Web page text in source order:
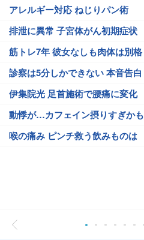
アレルギー対応 ねじりパン術
排泄に異常 子宮体がん初期症状
筋トレ7年 彼女なしも肉体は別格
診察は5分しかできない 本音告白
伊集院光 足首施術で腰痛に変化
動悸が…カフェイン摂りすぎかも
喉の痛み ピンチ救う飲みものは